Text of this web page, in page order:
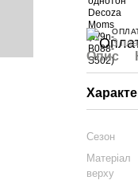
3
Опис
Сезон
Матеріал
верху